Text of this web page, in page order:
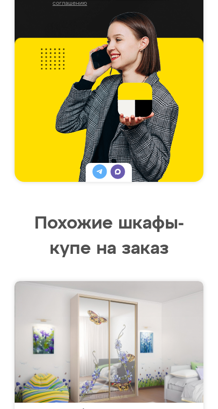
соглашению
Похожие шкафы-
купе на заказ